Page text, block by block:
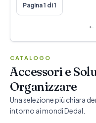
Pagina 1 di 1
←
CATALOGO
Accessori e
Organizzare
Una selezione più chiara
intorno ai mondi Dedal.